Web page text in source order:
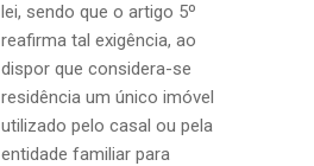
lei, sendo que o artigo 5º
reafirma tal exigência, ao
dispor que considera-se
residência um único imóvel
utilizado pelo casal ou pela
entidade familiar para